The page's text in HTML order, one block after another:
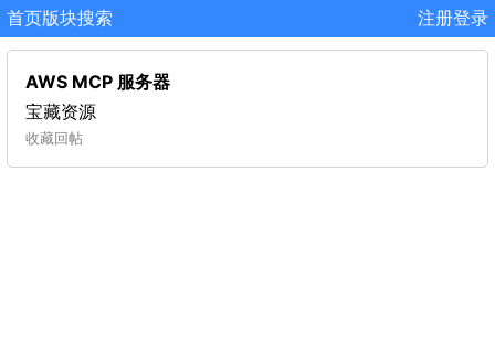
首页版块搜索 注册登录
AWS MCP 服务器
宝藏资源
收藏回帖